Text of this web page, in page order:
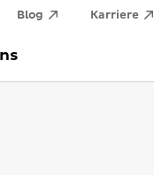
Blog Karriere